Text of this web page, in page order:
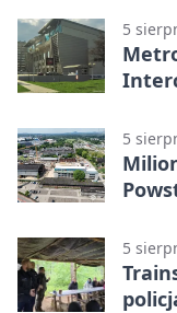
5
5
5